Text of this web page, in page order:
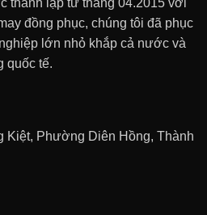
đồng phục, chúng tôi đã phục
lớn nhỏ khắp cả nước và
quốc tế.
Kiệt, Phường Diên Hồng, Thành